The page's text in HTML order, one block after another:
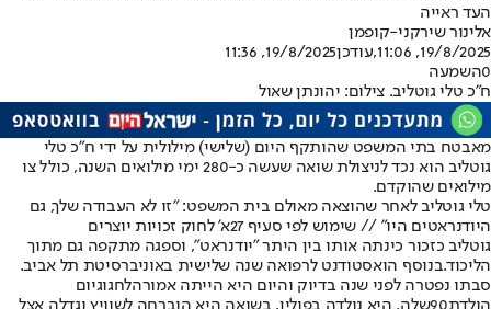
העד ראייה
אלינור שירקני-קופמן
19/8/2025, 11:06
,עודכן19/8/2025, 11:36
0השמעה
ח"כ טלי גוטליב. צילום: יהונתן שאול
מאבטח בתי המשפט שהותקף היום (שלישי) מילולית על ידי ח"כ טלי
גוטליב הוא נכד לניצולת שואה שעשה כ-280 ימי מילואים השנה, כולל צו
מילואים שהוקדם.
טלי גוטליב לאחר שהוצאה מאולם בית המשפט: "זו לא העבודה שלך, גם
היודנראטים היו" // שימוש לפי סעיף 27א' לחוק זכויות יוצרים
גוטליב כזכור כינתה אותו בין היתר "יודנראט", וספגה מתקפה גם מתוך
הליכוד.בנוסף הואסטודנט לרפואה שנה שלישית באוניברסיטת תל אביב.
סבתו נפטרה לפני שנה בדיוק והיום היא הייתה אמורהלחגוגיום